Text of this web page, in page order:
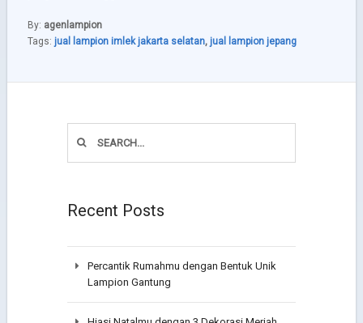
By: agenlampion
Tags: jual lampion imlek jakarta selatan, jual lampion jepang
Recent Posts
Percantik Rumahmu dengan Bentuk Unik
Lampion Gantung